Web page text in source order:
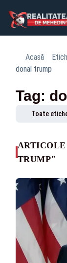
Acasă
donal trump
Tag:
Toate
TRUMP"